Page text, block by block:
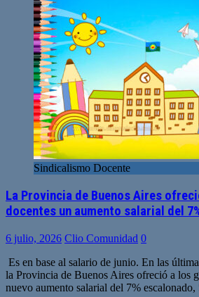
Sindicalismo Docente
La Provincia de Buenos Aires
docentes un aumento salarial del
6 julio, 2026 Clio Comunidad 0
Es en base al salario de junio. En las
la Provincia de Buenos Aires ofreció a los
nuevo aumento salarial del 7%